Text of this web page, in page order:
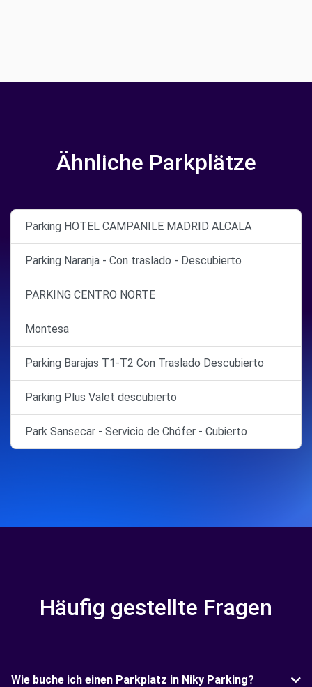
Ähnliche Parkplätze
Parking HOTEL CAMPANILE MADRID ALCALA
Parking Naranja - Con traslado - Descubierto
PARKING CENTRO NORTE
Montesa
Parking Barajas T1-T2 Con Traslado Descubierto
Parking Plus Valet descubierto
Park Sansecar - Servicio de Chófer - Cubierto
Häufig gestellte Fragen
Wie buche ich einen Parkplatz in Niky Parking?